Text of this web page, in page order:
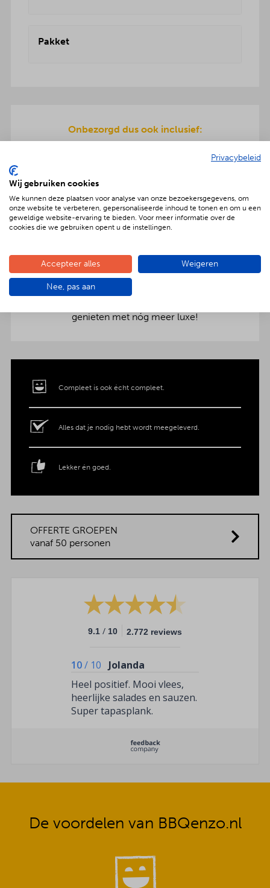
Pakket
Onbezorgd dus ook inclusief:
u bereid en worden geleverd in koelboxen.
na afloop mee terug.
Verras jouw gezelschap met een extra feestelijke
aankleding op tafel. Voor maar € 2,- per persoon
extra wordt het vlees en de salades in
genieten met nóg meer luxe!
Compleet is ook écht compleet.
Alles dat je nodig hebt wordt meegeleverd.
Lekker én goed.
OFFERTE GROEPEN
vanaf 50 personen
9.1 / 10 2.772 reviews
10/ 10
Jolanda
Heel positief. Mooi vlees,
heerlijke salades en sauzen.
Super tapasplank.
De voordelen van BBQenzo.nl
Privacybeleid
Wij gebruiken cookies
We kunnen deze plaatsen voor analyse van onze bezoekersgegevens, om
onze website te verbeteren, gepersonaliseerde inhoud te tonen en om u een
geweldige website-ervaring te bieden. Voor meer informatie over de
cookies die we gebruiken opent u de instellingen.
Accepteer alles Weigeren
Nee, pas aan